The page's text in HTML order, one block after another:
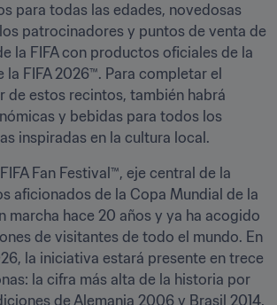
para todas las edades, novedosas
patrocinadores y puntos de venta de
la FIFA con productos oficiales de la
FIFA 2026™. Para completar el
de estos recintos, también habrá
y bebidas para todos los
inspiradas en la cultura local.
Fan Festival™, eje central de la
aficionados de la Copa Mundial de la
marcha hace 20 años y ya ha acogido
de visitantes de todo el mundo. En
la iniciativa estará presente en trece
la cifra más alta de la historia por
de Alemania 2006 y Brasil 2014,